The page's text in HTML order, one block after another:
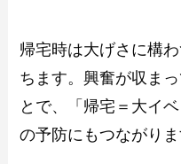
帰宅時は大げさに構
ちます。興奮が収ま
とで、「帰宅＝大イ
の予防にもつながりま